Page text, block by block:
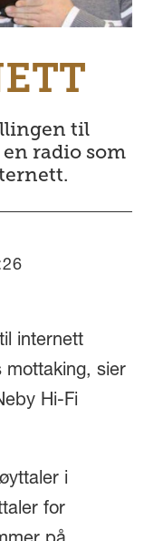
til
radio som
internett
mottaking, sier
Hi-Fi
i
for